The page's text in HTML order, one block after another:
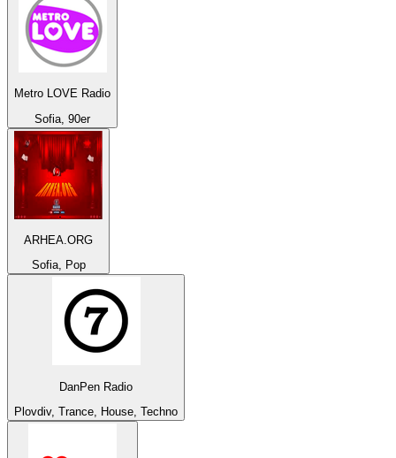
Metro LOVE Radio
Sofia, 90er
ARHEA.ORG
Sofia, Pop
DanPen Radio
Plovdiv, Trance, House, Techno